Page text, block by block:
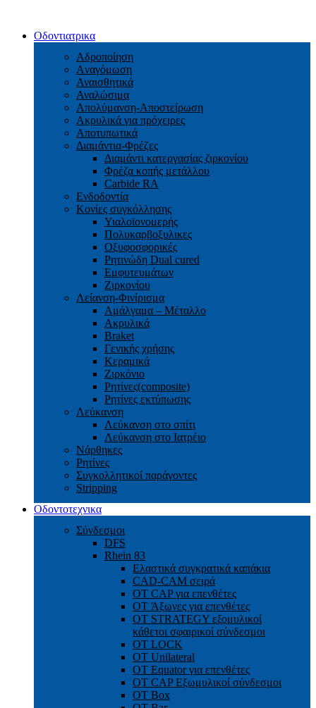
Οδοντιατρικα
Αδροποίηση
Aναγόμωση
Αναισθητικά
Αναλώσιμα
Απολύμανση-Αποστείρωση
Ακρυλικά για πρόχειρες
Αποτυπωτικά
Διαμάντια-Φρέζες
Διαμάντι κατεργασίας ζιρκονίου
Φρέζα κοπής μετάλλου
Carbide RA
Ενδοδοντία
Κονίες συγκόλλησης
Υιαλοϊονομερής
Πολυκαρβοξυλικες
Οξυφοσφορικές
Ρητινώδη Dual cured
Εμφυτευμάτων
Ζιρκονίου
Λείανση-Φινίρισμα
Αμάλγαμα – Μέταλλο
Ακρυλικά
Braket
Γενικής χρήσης
Κεραμικά
Ζιρκόνιο
Ρητίνες(composite)
Ρητίνες εκτύπωσης
Λεύκανση
Λεύκανση στο σπίτι
Λεύκανση στο Ιατρέιο
Νάρθηκες
Ρητίνες
Συγκολλητικοί παράγοντες
Stripping
Οδοντοτεχνικα
Σύνδεσμοι
DFS
Rhein 83
Ελαστικά συγκρατικά καπάκια
CAD-CAM σειρά
ΟΤ CAP για επενθέτες
OT Άξωνες για επενθέτες
OT STRATEGY εξομυλικοί
κάθετοι σφαιρικοί σύνδεσμοι
OT LOCK
OT Unilateral
OT Equator για επενθέτες
OT CAP Εξωμυλικοί σύνδεσμοι
OT Box